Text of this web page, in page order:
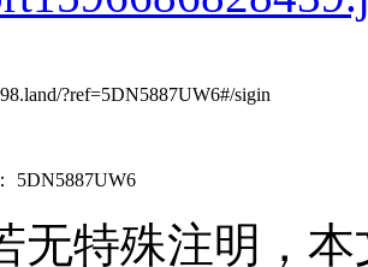
?ref=5DN5887UW6#/sigin
5DN5887UW6
无特殊注明，